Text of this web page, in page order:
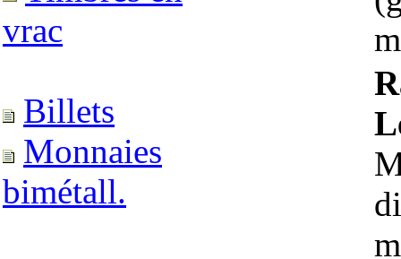
vrac
Billets
Monnaies
bimétall.